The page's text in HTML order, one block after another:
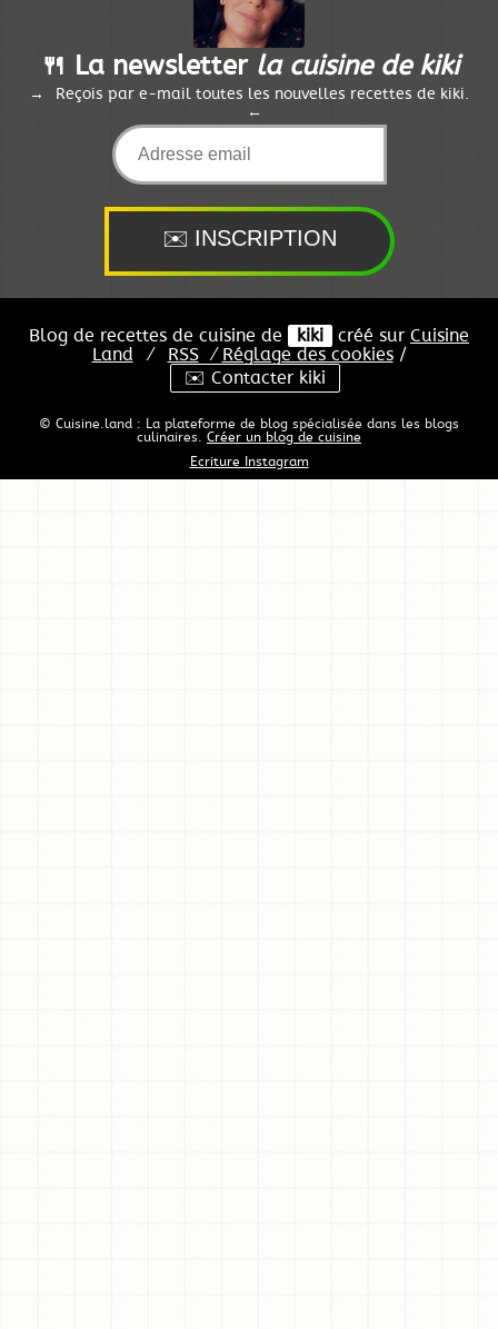
🍴 La newsletter la cuisine de kiki
Reçois par e-mail toutes les nouvelles recettes de kiki.
Blog de recettes de cuisine de kiki créé sur Cuisine
Land
⁄ RSS ⁄ Réglage des cookies/
✉️ Contacter kiki
© Cuisine.land : La plateforme de blog spécialisée dans les blogs
culinaires. Créer un blog de cuisine
Ecriture Instagram